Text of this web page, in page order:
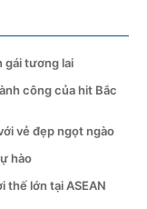
gái tương lai
công của hit Bắc
vẻ đẹp ngọt ngào
hào
thế lớn tại ASEAN